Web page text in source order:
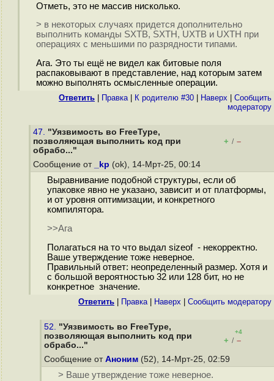
Отметь, это не массив нисколько.
> в некоторых случаях придется дополнительно
выполнить команды SXTB, SXTH, UXTB и UXTH при
операциях с меньшими по разрядности типами.
Ага. Это ты ещё не видел как битовые поля
распаковывают в представление, над которым затем
можно выполнять осмысленные операции.
Ответить Правка| К родителю #30 Наверх
Cообщить
модератору
47. "Уязвимость во FreeType,
позволяющая выполнить код при
обрабо..."
+ / –
Сообщение от _kp (ok), 14-Мрт-25, 00:14
Выравнивание подобной структуры, если об
упаковке явно не указано, зависит и от платформы,
и от уровня оптимизации, и конкретного
компилятора.
>>Ага
Полагаться на то что выдал sizeof - некорректно.
Ваше утверждение тоже неверное.
Правильный ответ: неопределенный размер. Хотя и
с большой вероятностью 32 или 128 бит, но не
конкретное значение.
Ответить Правка| Наверх Cообщить модератору
52. "Уязвимость во FreeType,
позволяющая выполнить код при
обрабо..."
+4
+ / –
Сообщение от Аноним (52), 14-Мрт-25, 02:59
> Ваше утверждение тоже неверное.